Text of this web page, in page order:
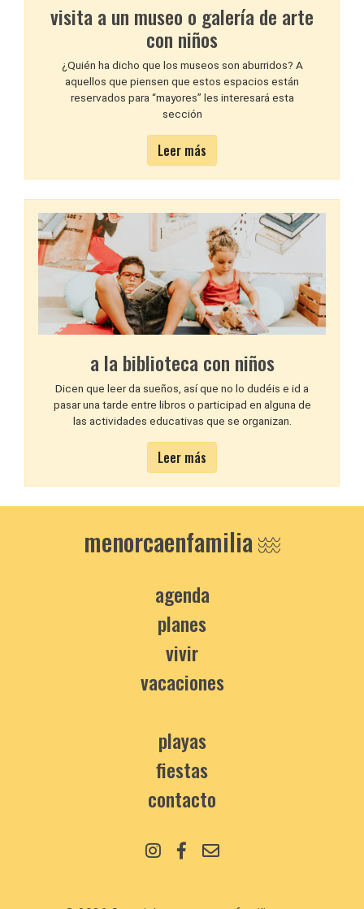
visita a un museo o galería de arte
con niños
¿Quién ha dicho que los museos son aburridos? A
aquellos que piensen que estos espacios están
reservados para “mayores” les interesará esta
sección
Leer más
a la biblioteca con niños
Dicen que leer da sueños, así que no lo dudéis e id a
pasar una tarde entre libros o participad en alguna de
las actividades educativas que se organizan.
Leer más
menorcaenfamilia
agenda
planes
vivir
vacaciones
playas
fiestas
contacto